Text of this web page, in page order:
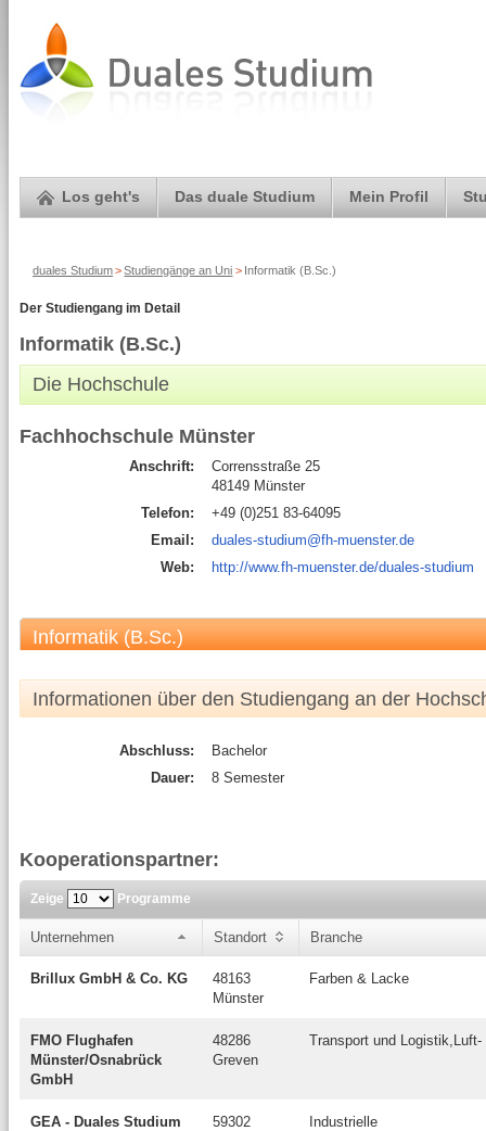
Los geht's Das duale Studium Mein Profil
duales Studium> Studiengänge an Uni > Informatik (B.Sc.)
Der Studiengang im Detail
Informatik (B.Sc.)
Die Hochschule
Fachhochschule Münster
Anschrift:
Corrensstraße 25
48149 Münster
Telefon:
+49 (0)251 83-64095
Email:
duales-studium@fh-muenster.de
Web:
http://www.fh-muenster.de/duales-studium
Informatik (B.Sc.)
Informationen über den Studiengang an der
Abschluss:
Bachelor
Dauer:
8 Semester
Kooperationspartner:
Zeige Programme
Unternehmen Standort Branche
Brillux GmbH & Co. KG
48163
Münster
Farben & Lacke
FMO Flughafen
Münster/Osnabrück
GmbH
48286
Greven
Transport und Logistik,Luft-
GEA - Duales Studium
59302
Industrielle